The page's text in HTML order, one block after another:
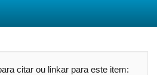
citar ou linkar para este item: